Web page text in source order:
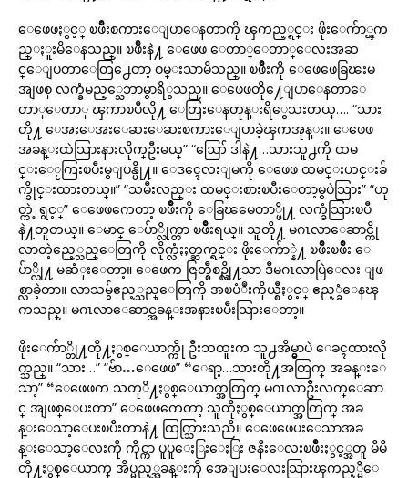
ေဖေဖႏွင့္ ၿဖိဳးစကားေျပာေနတာကို ၾကည့္ရင္း ဖိုးေက်ာ္ၾက
ည္ႏူးမိေနသည္။ ၿဖိဳးနဲ႔ ေဖေဖ ေတာ္ေတာ္ေလးအဆ
င္ေျပတာေတြ႕ေတာ့ ဝမ္းသာမိသည္။ ၿဖိဳးကို ေဖေဖေခြၽးမ
အျဖစ္ လက္ခံမည့္သေဘာမွာရိွသည္။ ေဖေဖတို႔ေျပာေနတာေ
တာ္ေတာ္ ၾကာၿပီလို႔ ေတြးေနတုန္းရိွေသးတယ္…. “သား
တို႔ ေအးေအးေဆးေဆးစကားေျပာခဲ့ၾကအုန္း။ ေဖေဖ
အခန္းထဲသြားနားလိုက္ဦးမယ္” “ဪ ဒါနဲ႔…သားသူ႕ကို ထမ
င္းေႂကြးၿပီးမွျပန္ပို႔။ ေဒၚေလးျမကို ေဖေဖ ထမင္းဟင္းခ်
က္ခိုင္းထားတယ္။” “သမီးလည္း ထမင္းစားၿပီးေတာ့မွပဲသြား” “ဟု
တ္ကဲ့ ရွင့္” ေဖေဖကေတာ့ ၿဖိဳးကို ေခြၽမေတာ္ဖို႔ လက္ခံသြားၿပီ
နဲ႔တူတယ္။ ေမာင္ ေပ်ာ္လိုက္တာ ၿဖိဳးရယ္။ သူတို႔ မဂၤလာေဆာင္ကို
လာတဲ့ဧည့္သည္ေတြကို လိုက္လံႏႈတ္ဆက္ရင္း ဖိုးေက်ာ္နဲ႔ ၿဖိဳးၿဖိဳး ေ
ပ်ာ္လို႔ မဆံုးေတာ့။ ေဖေက ဇြတ္စီစဥ္လို႔သာ ဒီမဂၤလာပြဲေလး ျဖ
စ္လာခဲ့တာ။ လာသမွ်ဧည့္သည္ေတြကို အၿပံဳးကိုယ္စီႏွင့္ ဧည့္ခံေနၾ
ကသည္။ မဂၤလာေဆာင္အခန္းအနားၿပီးသြားေတာ့။
ဖိုးေက်ာ္တို႔တို႔ႏွစ္ေယာက္ကို ဦးဘထူးက သူ႕အိမ္မွာပဲ ေခၚထားလို
က္သည္။ “သား…” “ဗ်ာ…ေဖေဖ” “ေရာ့…သားတို႔အတြက္ အခန္းေ
သာ့” “ေဖေဖက သတုိ႔ႏွစ္ေယာက္အတြက္ မဂၤလာဦးလက္ေဆာ
င္ အျဖစ္ေပးတာ” ေဖေဖကေတာ့ သူတိုႏွစ္ေယာက္အတြက္ အခ
န္းေသာ့ေပးၿပီးတာနဲ႔ ထြက္သြားသညိ။ ေဖေဖေပးေသာအခ
န္းေသာ့ေလးကို ကိုင္ကာ ပူပူေႏြးေႏြး ဇနီးေလးၿဖိဳးႏွင့္အတူ မိမိ
တို႔ႏွစ္ေယာက္ အိပ္မည့္အခန္းကို အေျပးေလးသြားၾကည့္မိေ